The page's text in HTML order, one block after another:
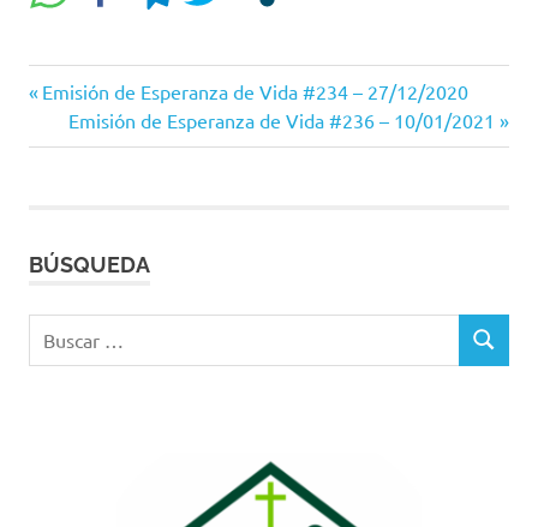
Navegación
de
Entrada
anterior:
Emisión de Esperanza de Vida #234 – 27/12/2020
Siguiente
entrada:
Emisión de Esperanza de Vida #236 – 10/01/2021
BÚSQUEDA
BUSCAR